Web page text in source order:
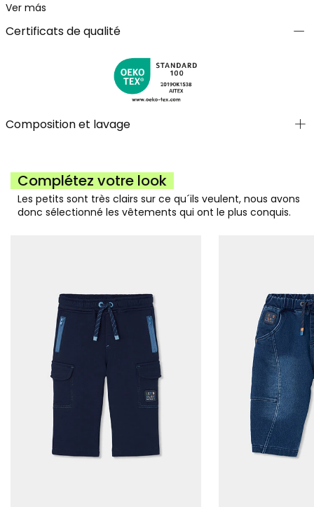
Ver más
Certificats de qualité
Composition et lavage
Complétez votre look
Les petits sont très clairs sur ce qu´ils veulent, nous avons
donc sélectionné les vêtements qui ont le plus conquis.